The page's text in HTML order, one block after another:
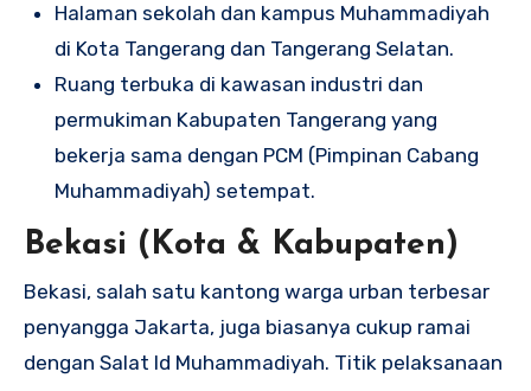
Halaman sekolah dan kampus Muhammadiyah
di Kota Tangerang dan Tangerang Selatan.
Ruang terbuka di kawasan industri dan
permukiman Kabupaten Tangerang yang
bekerja sama dengan PCM (Pimpinan Cabang
Muhammadiyah) setempat.
Bekasi (Kota & Kabupaten)
Bekasi, salah satu kantong warga urban terbesar
penyangga Jakarta, juga biasanya cukup ramai
dengan Salat Id Muhammadiyah. Titik pelaksanaan